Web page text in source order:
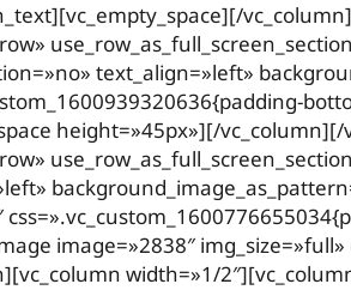
text_align=»left»
height=»45px»][/
image=»2838″
width=»1/